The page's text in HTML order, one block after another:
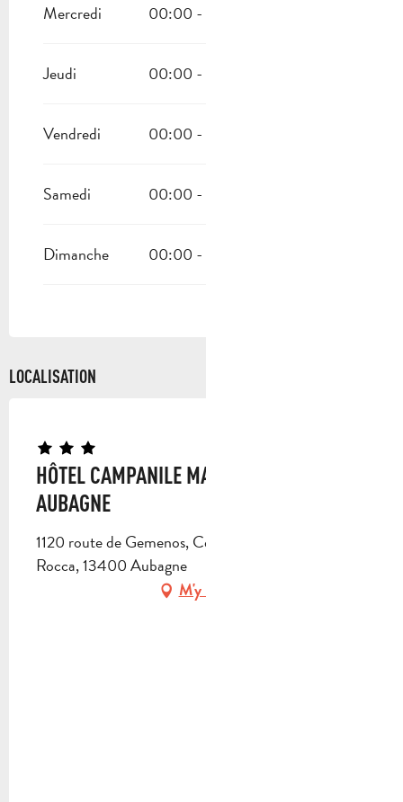
Mercredi 00:00 - 23:30
Jeudi 00:00 - 23:30
Vendredi 00:00 - 23:30
Samedi 00:00 - 23:30
Dimanche 00:00 - 23:30
LOCALISATION
HÔTEL CAMPANILE MARSEILLE EST -
AUBAGNE
1120 route de Gemenos, Centre d'affaire Alta
Rocca, 13400 Aubagne
M'y rendre